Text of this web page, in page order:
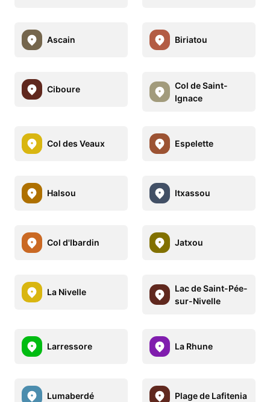
Ascain Biriatou
Ciboure
Col de Saint-
Ignace
Col des Veaux Espelette
Halsou Itxassou
Col d'Ibardin Jatxou
La Nivelle
Lac de Saint-Pée-
sur-Nivelle
Larressore La Rhune
Lumaberdé Plage de Lafitenia